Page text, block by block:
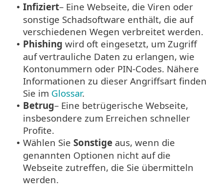
• Infiziert– Eine Webseite, die Viren oder
sonstige Schadsoftware enthält, die auf
verschiedenen Wegen verbreitet werden.
• Phishing wird oft eingesetzt, um Zugriff
auf vertrauliche Daten zu erlangen, wie
Kontonummern oder PIN-Codes. Nähere
Informationen zu dieser Angriffsart finden
Sie im Glossar.
• Betrug– Eine betrügerische Webseite,
insbesondere zum Erreichen schneller
Profite.
• Wählen Sie Sonstige aus, wenn die
genannten Optionen nicht auf die
Webseite zutreffen, die Sie übermitteln
werden.